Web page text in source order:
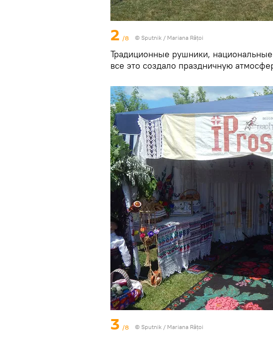
2 /8 © Sputnik / Mariana Râțoi
Традиционные рушники,
все это создало праздничную
3 /8 © Sputnik / Mariana Râțoi